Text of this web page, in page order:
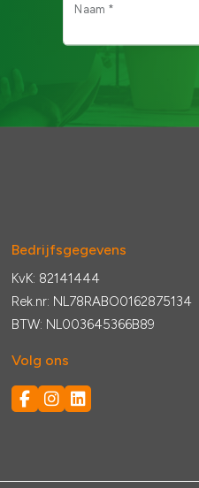
Naam *
Bedrijfsgegevens
KvK: 82141444
Rek.nr: NL78RABO0162875134
BTW: NL003645366B89
Volg ons